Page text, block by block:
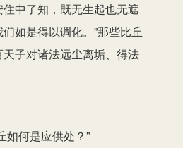
中了知，既无生起也无遮
如是得以调化。”那些比丘
子对诸法远尘离垢、得法
如何是应供处？”